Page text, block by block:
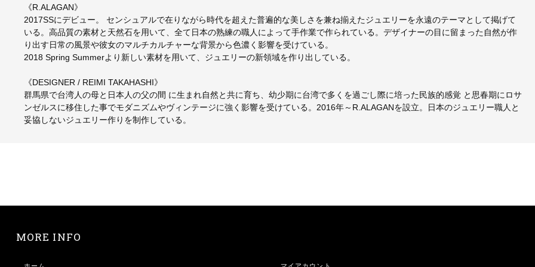
《R.ALAGAN》
2017SSにデビュー。 センシュアルで在りながら時代を超えた普遍的な美しさを兼ね揃えたジュエリーを永遠のテーマとして掲げて
いる。高品質の素材と天然石を用いて、全て日本の熟練の職人によって手作業で作られている。デザイナーの目に留まった自然が作
り出す日常の風景や彼女のマルチカルチャーな背景から色濃く影響を受けている。
2018 Spring Summerより新しい素材を用いて、ジュエリーの新領域を作り出している。
《DESIGNER / REIMI TAKAHASHI》
群馬県で台湾人の母と日本人の父の間 に生まれ自然と共に育ち、幼少期に台湾で多くを過ごし際に培った民族的感覚 と思春期にロサ
ンゼルスに移住した事でモダニズムやヴィンテージに強く影響を受けている。2016年～R.ALAGANを設立。日本のジュエリー職人と
妥協しないジュエリー作りを制作している。
MORE INFO